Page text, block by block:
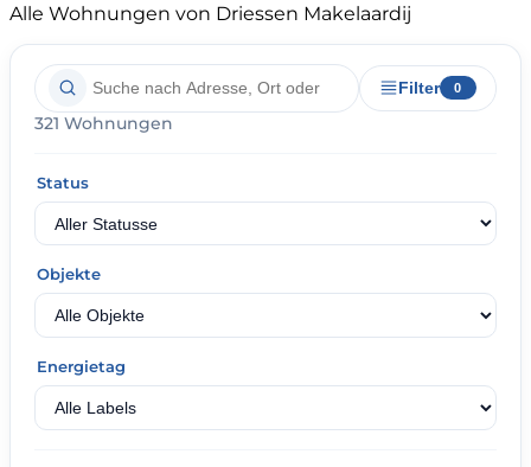
Alle Wohnungen von Driessen Makelaardij
Filter 0
321 Wohnungen
Status
Objekte
Energietag